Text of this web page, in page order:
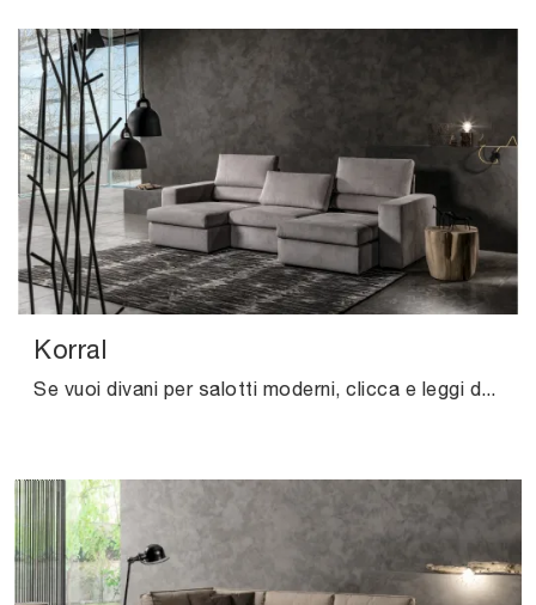
Korral
Se vuoi divani per salotti moderni, clicca e leggi di più sul modello Korral in tessuto della firma Excò.